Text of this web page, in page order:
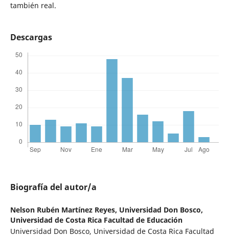
también real.
Descargas
Biografía del autor/a
Nelson Rubén Martínez Reyes, Universidad Don Bosco,
Universidad de Costa Rica Facultad de Educación
Universidad Don Bosco, Universidad de Costa Rica Facultad